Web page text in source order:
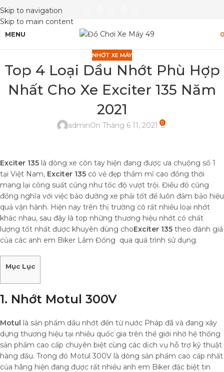
Skip to navigation
Skip to main content
MENU 0
NHỚT XE MÁY
Top 4 Loại Dầu Nhớt Phù Hợp
Nhất Cho Xe Exciter 135 Năm
2021
adminOn Tháng 6 11, 2021 0
Exciter 135 là dòng xe côn tay hiện đang được ưa chuộng số 1
tại Việt Nam, Exciter 135 có vẻ đẹp thẩm mĩ cao đồng thời
mang lại công suất cũng như tốc độ vượt trội. Điều đó cũng
đồng nghĩa với việc bảo dưỡng xe phải tốt để luôn đảm bảo hiệu
quả vận hành. Hiện nay trên thị trường có rất nhiều loại nhớt
khác nhau, sau đây là top những thương hiệu nhớt có chất
lượng tốt nhất được khuyên dùng choExciter 135 theo đánh giá
của các anh em Biker Lâm Đồng qua quá trình sử dụng.
Mục Lục
1. Nhớt Motul 300V
Motul là sản phẩm dầu nhớt đến từ nước Pháp đã và đang xây
dựng thương hiệu tại nhiều quốc gia trên thế giới nhờ hệ thống
sản phẩm cao cấp chuyên biệt cùng các dịch vụ hỗ trợ kỹ thuật
hàng đầu. Trong đó Motul 300V là dòng sản phẩm cao cấp nhất
của hãng hiện đang được rất nhiều anh em Biker đặc biệt tin